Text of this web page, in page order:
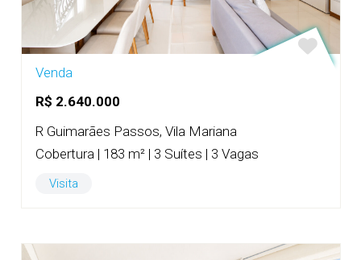
Venda
R$ 2.640.000
R Guimarães Passos, Vila Mariana
Cobertura | 183 m² | 3 Suítes | 3 Vagas
Visita